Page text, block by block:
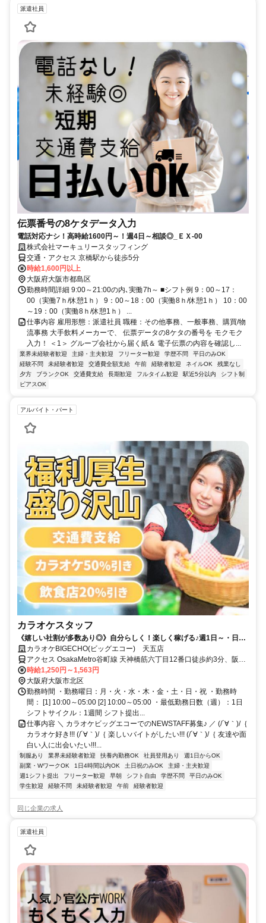
派遣社員
伝票番号の8ケタデータ入力
電話対応ナシ！高時給1600円～！週4日～相談◎_ＥＸ-00
株式会社マーキュリースタッフィング
交通・アクセス 京橋駅から徒歩5分
時給1,600円以上
大阪府大阪市都島区
勤務時間詳細 9:00～21:00の内､実働7h～ ■シフト例 9：00～17：
00（実働7ｈ/休憩1ｈ） 9：00～18：00（実働8ｈ/休憩1ｈ） 10：00
～19：00（実働8ｈ/休憩1ｈ） ...
仕事内容 雇用形態：派遣社員 職種：その他事務、一般事務、購買/物
流事務 大手飲料メーカーで、 伝票データの8ケタの番号を モクモク
入力！ ＜1＞ グループ会社から届く紙＆ 電子伝票の内容を確認し...
業界未経験者歓迎 主婦・主夫歓迎 フリーター歓迎 学歴不問
平日のみOK
経験不問
未経験者歓迎 交通費全額支給 午前 経験者歓迎 ネイルOK
残業なし
夕方
ブランクOK 交通費支給 長期歓迎 フルタイム歓迎 駅近5分以内
シフト制
ピアスOK
アルバイト・パート
カラオケスタッフ
《嬉しい社割が多数あり◎》自分らしく！楽しく稼げる♪週1日～・日払
いOK！
カラオケBIGECHO(ビッグエコー) 天五店
アクセス OsakaMetro谷町線 天神橋筋六丁目12番口徒歩約3分、阪急
千里線 天神橋筋六丁目12番口徒歩約3分、OsakaMetro堺筋線 天神橋
筋六丁目12番口徒歩約3分
時給1,250円～1,563円
大阪府大阪市北区
勤務時間 ・勤務曜日：月・火・水・木・金・土・日・祝 ・勤務時
間： [1] 10:00～05:00 [2] 10:00～05:00 ・最低勤務日数（週）：1日
シフトサイクル：1週間 シフト提出...
仕事内容 ＼ カラオケビッグエコーでのNEWSTAFF募集♪ ／ (/´∀｀)/｛
カラオケ好き!!! (/´∀｀)/｛ 楽しいバイトがしたい!!! (/´∀｀)/｛ 友達や面
白い人に出会いたい!!!...
制服あり 業界未経験者歓迎 扶養内勤務OK 社員登用あり
週1日からOK
副業・WワークOK
1日4時間以内OK 土日祝のみOK
主婦・主夫歓迎
週1シフト提出
フリーター歓迎 早朝 シフト自由 学歴不問
平日のみOK
学生歓迎
経験不問 未経験者歓迎 午前 経験者歓迎
同じ企業の求人
派遣社員